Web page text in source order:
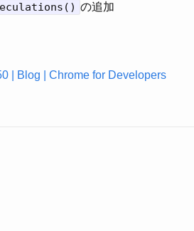
の追加
| Blog | Chrome for Developers